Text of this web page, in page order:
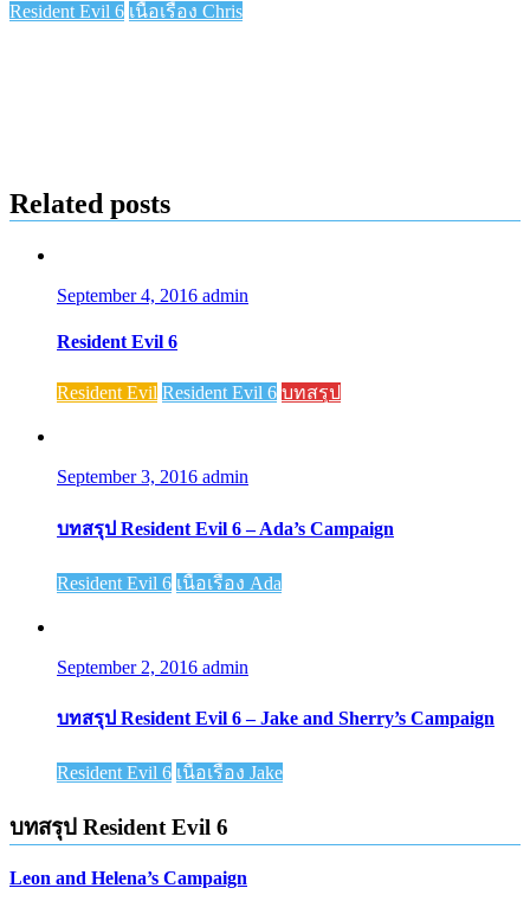
Link
Share
Resident Evil 6 เนื้อเรื่อง Chris
Related posts
September 4, 2016 admin
Resident Evil 6
Resident Evil Resident Evil 6 บทสรุป
September 3, 2016 admin
บทสรุป Resident Evil 6 – Ada’s Campaign
Resident Evil 6 เนื้อเรื่อง Ada
September 2, 2016 admin
บทสรุป Resident Evil 6 – Jake and Sherry’s Campaign
Resident Evil 6 เนื้อเรื่อง Jake
บทสรุป Resident Evil 6
Leon and Helena’s Campaign